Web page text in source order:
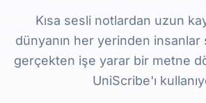
Kısa sesli notlardan uzun
dünyanın her yerinden
gerçekten işe yarar bir metne
UniScribe'ı